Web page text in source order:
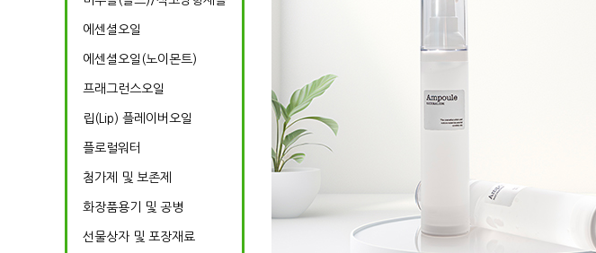
에센셜오일
에센셜오일(노이몬트)
프래그런스오일
립(Lip) 플레이버오일
플로럴워터
첨가제 및 보존제
화장품용기 및 공병
선물상자 및 포장재료